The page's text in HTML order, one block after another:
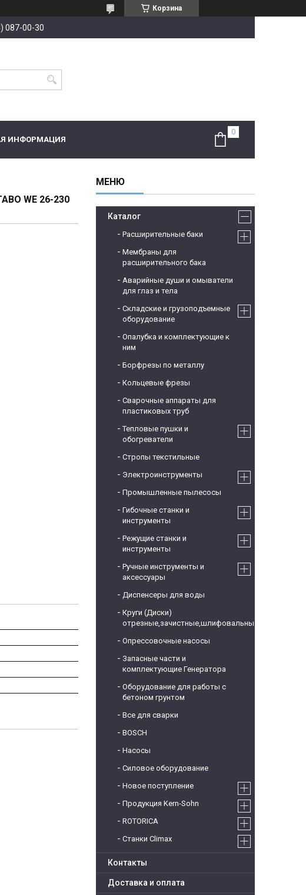
Корзина
087-00-30
ИНФОРМАЦИЯ
WE 26-230
Каталог
Расширительные баки
Мембраны для
расширительного бака
Аварийные души и омыватели
для глаз и тела
Складские и грузоподъемные
оборудование
Опалубка и комплектующие к
ним
Борфрезы по металлу
Кольцевые фрезы
Сварочные аппараты для
пластиковых труб
Тепловые пушки и
обогреватели
Стропы текстильные
Электроинструменты
Промышленные пылесосы
Гибочные станки и
инструменты
Режущие станки и
инструменты
Ручные инструменты и
аксессуары
Диспенсеры для воды
Круги (Диски)
отрезные,зачистные,шлифовальные
Опрессовочные насосы
Запасные части и
комплектующие Генератора
Оборудование для работы с
бетоном грунтом
Все для сварки
BOSCH
Насосы
Силовое оборудование
Новое поступление
Продукция Kern-Sohn
ROTORICA
Станки Climax
Контакты
Доставка и оплата